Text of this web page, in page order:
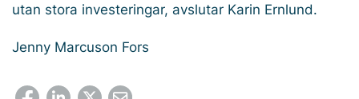
utan stora investeringar, avslutar Karin Ernlund.
Jenny Marcuson Fors